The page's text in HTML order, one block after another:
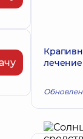
лечение